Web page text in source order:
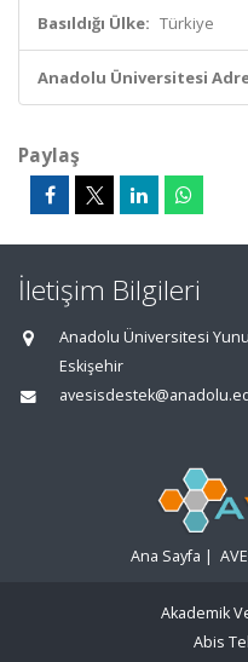
Basıldığı Ülke: Türkiye
Anadolu Üniversitesi
Paylaş
İletişim Bilgileri
Anadolu Üniversitesi
Eskişehir
Ana Sayfa |
Akademik
Abis